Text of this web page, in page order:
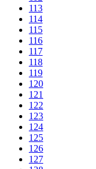
113
114
115
116
117
118
119
120
121
122
123
124
125
126
127